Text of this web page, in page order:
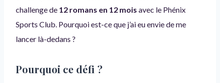
challenge de 12 romans en 12 mois avec le Phénix
Sports Club. Pourquoi est-ce que j’ai eu envie de me
lancer là-dedans ?
Pourquoi ce défi ?